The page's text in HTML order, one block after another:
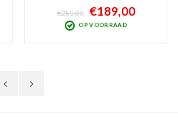
skihelm van indrukwekkende
kwaliteit en pasvorm. Veilig en
geschikt voor zowel skiërs als
€280,00 €189,00
OP VOORRAAD